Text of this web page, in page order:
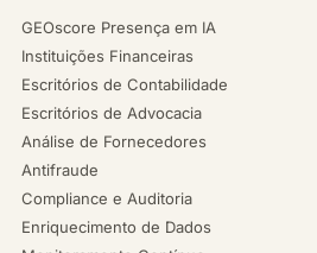
GEOscore Presença em IA
Instituições Financeiras
Escritórios de Contabilidade
Escritórios de Advocacia
Análise de Fornecedores
Antifraude
Compliance e Auditoria
Enriquecimento de Dados